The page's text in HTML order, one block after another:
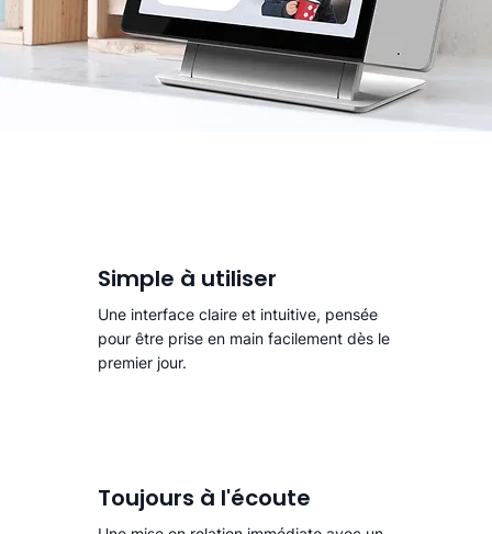
Simple à utiliser
Une interface claire et intuitive, pensée
pour être prise en main facilement dès le
premier jour.
Toujours à l'écoute